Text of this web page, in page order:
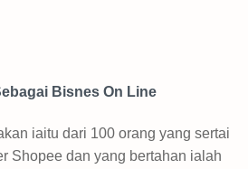
Bisnes On Line
iaitu dari 100 orang yang sertai
Shopee dan yang bertahan ialah